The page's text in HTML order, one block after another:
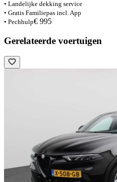
• Landelijke dekking service
• Gratis Familiepas incl. App
• Pechhulp€ 995
Gerelateerde voertuigen